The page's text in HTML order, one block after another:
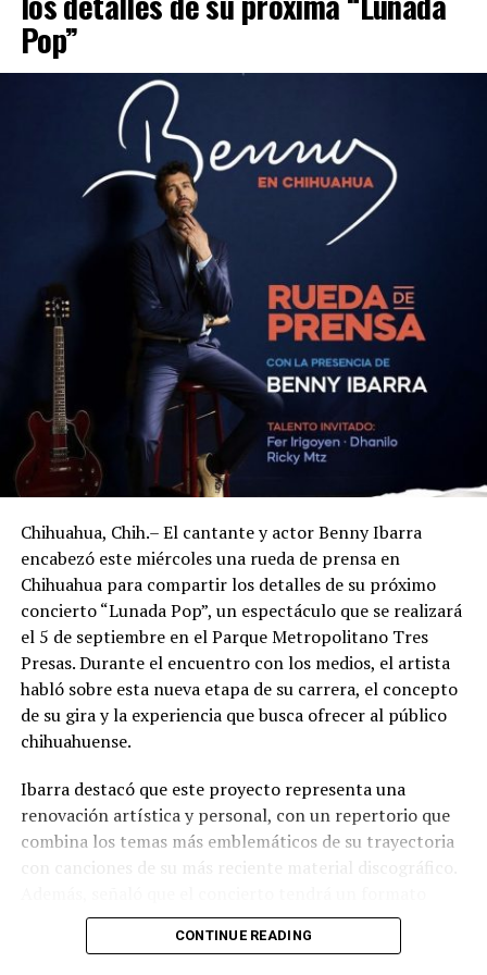
Pop”
Chihuahua, Chih.– El cantante y actor Benny Ibarra
encabezó este miércoles una rueda de prensa en
Chihuahua para compartir los detalles de su próximo
concierto “Lunada Pop”, un espectáculo que se realizará
el 5 de septiembre en el Parque Metropolitano Tres
Presas. Durante el encuentro con los medios, el artista
habló sobre esta nueva etapa de su carrera, el concepto
de su gira y la experiencia que busca ofrecer al público
chihuahuense.
Ibarra destacó que este proyecto representa una
renovación artística y personal, con un repertorio que
combina los temas más emblemáticos de su trayectoria
con canciones de su más reciente material discográfico.
pensado para disfrutarse al aire libre, acompañado de
propuestas gastronómicas, talento local y una
CONTINUE READING